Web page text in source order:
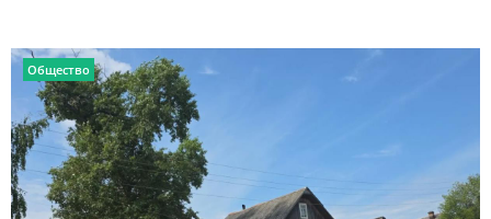
Общество